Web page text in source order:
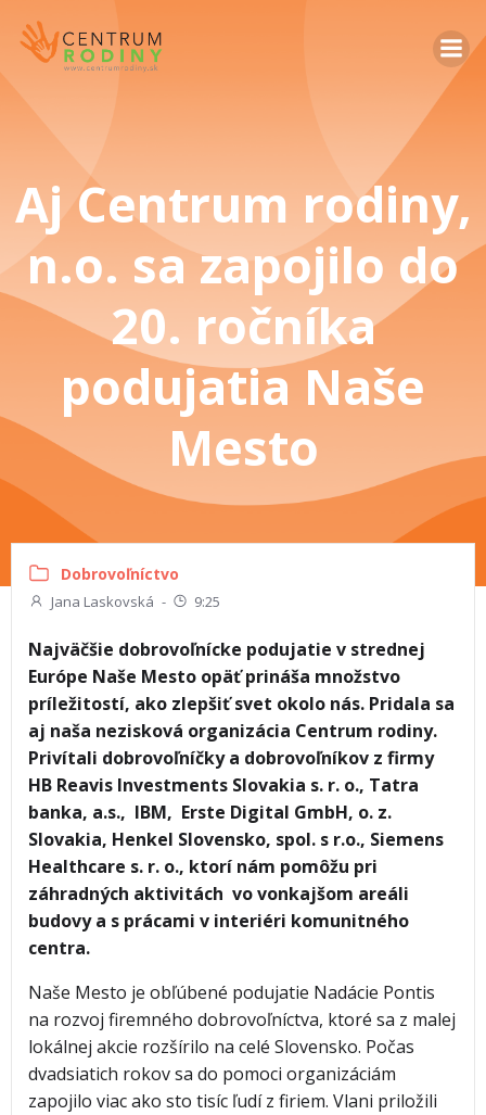
Aj Centrum rodiny,
n.o. sa zapojilo do
20. ročníka
podujatia Naše
Mesto
Dobrovoľníctvo
Jana Laskovská - 9:25
Najväčšie dobrovoľnícke podujatie v strednej
Európe Naše Mesto opäť prináša množstvo
príležitostí, ako zlepšiť svet okolo nás. Pridala sa
aj naša nezisková organizácia Centrum rodiny.
Privítali dobrovoľníčky a dobrovoľníkov z firmy
HB Reavis Investments Slovakia s. r. o., Tatra
banka, a.s., IBM, Erste Digital GmbH, o. z.
Slovakia, Henkel Slovensko, spol. s r.o., Siemens
Healthcare s. r. o., ktorí nám pomôžu pri
záhradných aktivitách vo vonkajšom areáli
budovy a s prácami v interiéri komunitného
centra.
Naše Mesto je obľúbené podujatie Nadácie Pontis
na rozvoj firemného dobrovoľníctva, ktoré sa z malej
lokálnej akcie rozšírilo na celé Slovensko. Počas
dvadsiatich rokov sa do pomoci organizáciám
zapojilo viac ako sto tisíc ľudí z firiem. Vlani priložili